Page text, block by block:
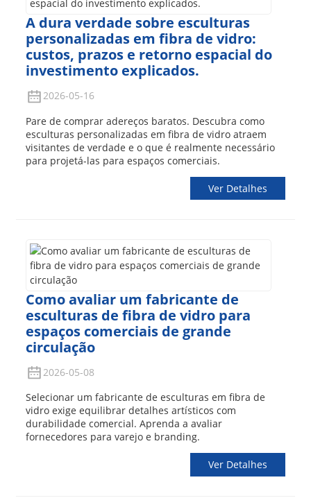
A dura verdade sobre esculturas
personalizadas em fibra de vidro:
custos, prazos e retorno espacial do
investimento explicados.
2026-05-16
Pare de comprar adereços baratos. Descubra como
esculturas personalizadas em fibra de vidro atraem
visitantes de verdade e o que é realmente necessário
para projetá-las para espaços comerciais.
Ver Detalhes
Como avaliar um fabricante de
esculturas de fibra de vidro para
espaços comerciais de grande
circulação
2026-05-08
Selecionar um fabricante de esculturas em fibra de
vidro exige equilibrar detalhes artísticos com
durabilidade comercial. Aprenda a avaliar
fornecedores para varejo e branding.
Ver Detalhes